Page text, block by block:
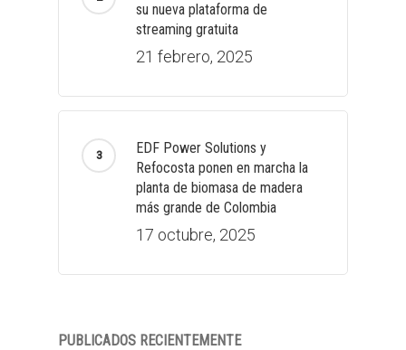
su nueva plataforma de
streaming gratuita
21 febrero, 2025
EDF Power Solutions y
Refocosta ponen en marcha la
planta de biomasa de madera
más grande de Colombia
17 octubre, 2025
PUBLICADOS RECIENTEMENTE